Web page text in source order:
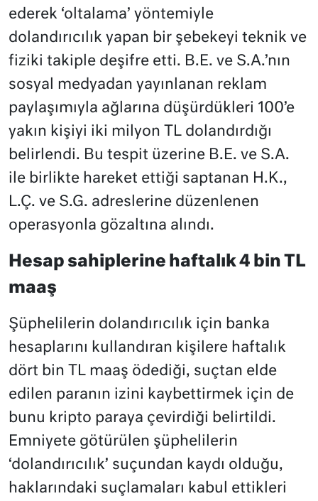
ederek ‘oltalama’ yöntemiyle
dolandırıcılık yapan bir şebekeyi teknik ve
fiziki takiple deşifre etti. B.E. ve S.A.’nın
sosyal medyadan yayınlanan reklam
paylaşımıyla ağlarına düşürdükleri 100’e
yakın kişiyi iki milyon TL dolandırdığı
belirlendi. Bu tespit üzerine B.E. ve S.A.
ile birlikte hareket ettiği saptanan H.K.,
L.Ç. ve S.G. adreslerine düzenlenen
operasyonla gözaltına alındı.
Hesap sahiplerine haftalık 4 bin TL
maaş
Şüphelilerin dolandırıcılık için banka
hesaplarını kullandıran kişilere haftalık
dört bin TL maaş ödediği, suçtan elde
edilen paranın izini kaybettirmek için de
bunu kripto paraya çevirdiği belirtildi.
Emniyete götürülen şüphelilerin
‘dolandırıcılık’ suçundan kaydı olduğu,
haklarındaki suçlamaları kabul ettikleri